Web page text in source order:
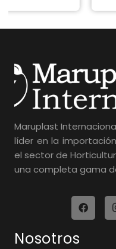
Maruplast
líder en la
el sector de
una completa gama
Nosotros